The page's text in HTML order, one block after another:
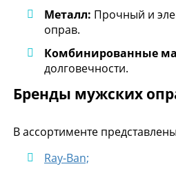
Металл: Прочный и
оправ.
Комбинированные
долговечности.
Бренды мужских
В ассортименте
Ray-Ban;